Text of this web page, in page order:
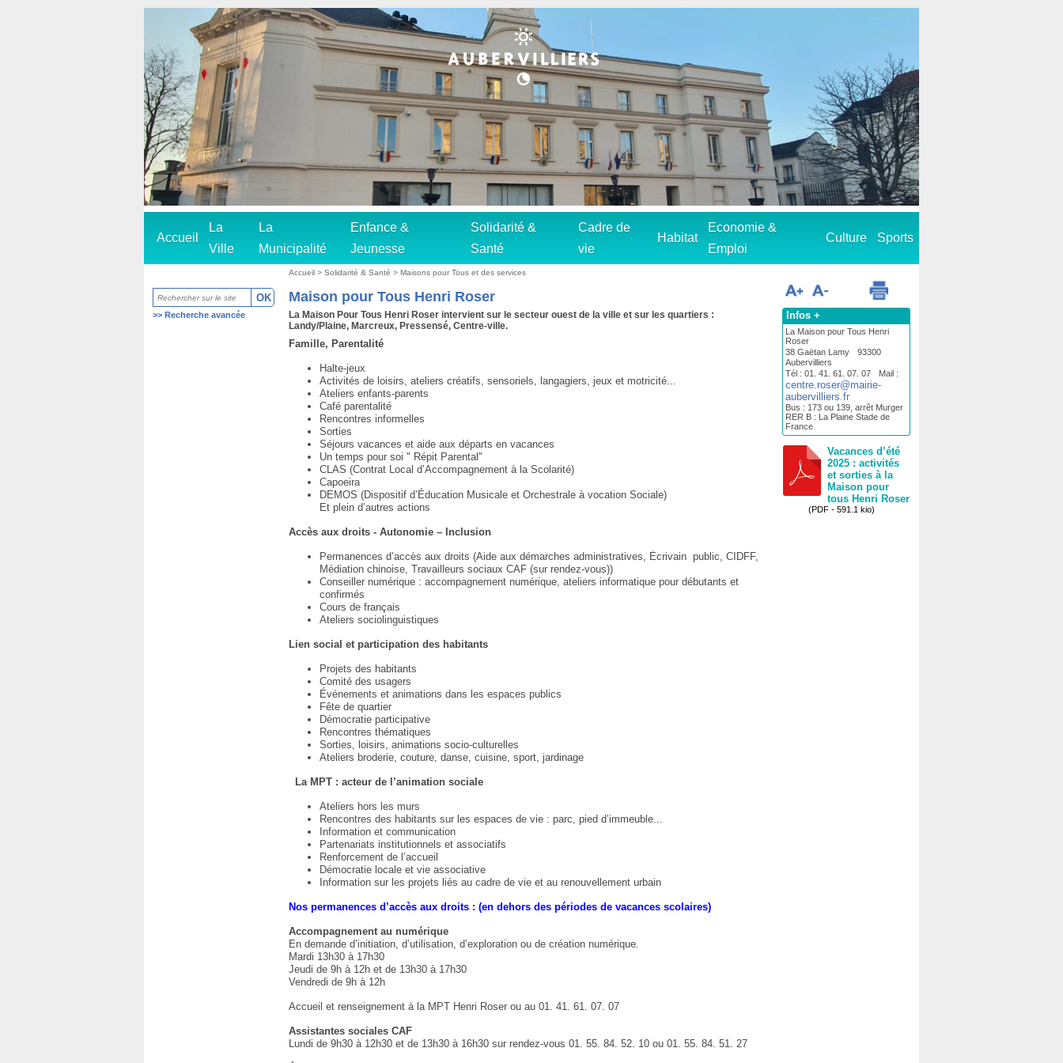
Accueil
La
Ville
La
Municipalité
Enfance &
Jeunesse
Solidarité &
Santé
Cadre de
vie
Habitat
Economie &
Emploi
Culture Sports
>> Recherche avancée
Accueil >Solidarité & Santé>Maisons pour Tous et des services
Maison pour Tous Henri Roser
La Maison Pour Tous Henri Roser intervient sur le secteur ouest de la ville et sur les quartiers :
Landy/Plaine, Marcreux, Pressensé, Centre-ville.
Famille, Parentalité
Halte-jeux
Activités de loisirs, ateliers créatifs, sensoriels, langagiers, jeux et motricité...
Ateliers enfants-parents
Café parentalité
Rencontres informelles
Sorties
Séjours vacances et aide aux départs en vacances
Un temps pour soi " Répit Parental"
CLAS (Contrat Local d’Accompagnement à la Scolarité)
Capoeira
DEMOS (Dispositif d’Éducation Musicale et Orchestrale à vocation Sociale)
Et plein d’autres actions
Accès aux droits - Autonomie – Inclusion
Permanences d’accès aux droits (Aide aux démarches administratives, Écrivain public, CIDFF,
Médiation chinoise, Travailleurs sociaux CAF (sur rendez-vous))
Conseiller numérique : accompagnement numérique, ateliers informatique pour débutants et
confirmés
Cours de français
Ateliers sociolinguistiques
Lien social et participation des habitants
Projets des habitants
Comité des usagers
Événements et animations dans les espaces publics
Fête de quartier
Démocratie participative
Rencontres thématiques
Sorties, loisirs, animations socio-culturelles
Ateliers broderie, couture, danse, cuisine, sport, jardinage
La MPT : acteur de l’animation sociale
Ateliers hors les murs
Rencontres des habitants sur les espaces de vie : parc, pied d’immeuble...
Information et communication
Partenariats institutionnels et associatifs
Renforcement de l’accueil
Démocratie locale et vie associative
Information sur les projets liés au cadre de vie et au renouvellement urbain
Nos permanences d’accès aux droits : (en dehors des périodes de vacances scolaires)
Accompagnement au numérique
En demande d’initiation, d’utilisation, d’exploration ou de création numérique.
Mardi 13h30 à 17h30
Jeudi de 9h à 12h et de 13h30 à 17h30
Vendredi de 9h à 12h
Accueil et renseignement à la MPT Henri Roser ou au 01. 41. 61. 07. 07
Assistantes sociales CAF
Lundi de 9h30 à 12h30 et de 13h30 à 16h30 sur rendez-vous 01. 55. 84. 52. 10 ou 01. 55. 84. 51. 27
Infos +
La Maison pour Tous Henri
Roser
38 Gaëtan Lamy 93300
Aubervilliers
Tél : 01. 41. 61. 07. 07 Mail :
centre.roser@mairie-
aubervilliers.fr
Bus : 173 ou 139, arrêt Murger
RER B : La Plaine Stade de
France
Vacances d’été
2025 : activités
et sorties à la
Maison pour
tous Henri Roser
(PDF - 591.1 kio)